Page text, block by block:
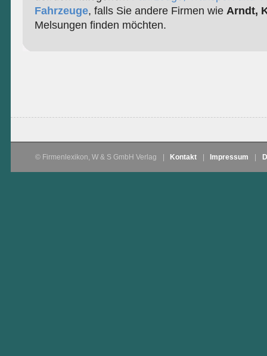
Fahrzeuge, falls Sie andere Firmen wie Arndt,
Melsungen finden möchten.
© Firmenlexikon, W & S GmbH Verlag Kontakt Impressum